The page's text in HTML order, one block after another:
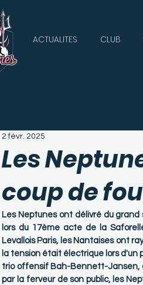
ACTUALITES CLUB
Les
coup de
2 févr. 2025
Les Neptunes ont délivré du
lors du 17ème acte de la
Levallois Paris, les Nantaises ont
la tension était électrique lors d'un
trio offensif Bah-Bennett-Jansen,
par la ferveur de son public, les